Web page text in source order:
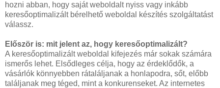
hozni abban, hogy saját weboldalt nyiss vagy inkább
keresőoptimalizált bérelhető weboldal készítés szolgáltatást
válassz.
Először is: mit jelent az, hogy keresőoptimalizált?
A keresőoptimalizált weboldal kifejezés már sokak számára
ismerős lehet. Elsődleges célja, hogy az érdeklődők, a
vásárlók könnyebben rátaláljanak a honlapodra, sőt, előbb
találjanak meg téged, mint a konkurenseket. Az internetes